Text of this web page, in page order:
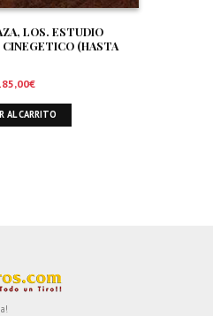
LOS. ESTUDIO
(HASTA
€
AL CARRITO